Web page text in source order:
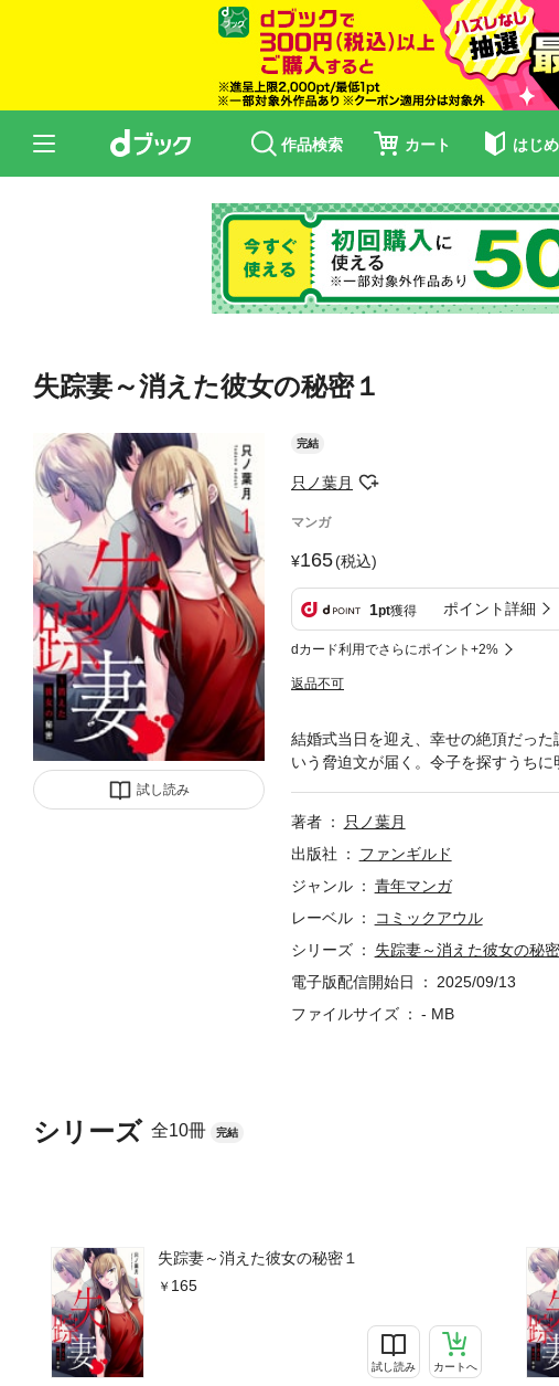
作品検索 カート はじ
失踪妻～消えた彼女の秘密１
試し読み
完結
只ノ葉月
マンガ
165(税込)
1pt獲得 ポイント詳細
dカード利用でさらにポイント+2%
返品不可
シリーズ 全10冊 完結
失踪妻～消えた彼女の秘密１
165
試し読み カートへ
結婚式当日を迎え、幸せの絶頂だっ
いう脅迫文が届く。令子を探すうち
著者
只ノ葉月
出版社
ファンギルド
ジャンル
青年マンガ
レーベル
コミックアウル
シリーズ
失踪妻～消えた彼女の秘密
電子版配信開始日
2025/09/13
ファイルサイズ
- MB